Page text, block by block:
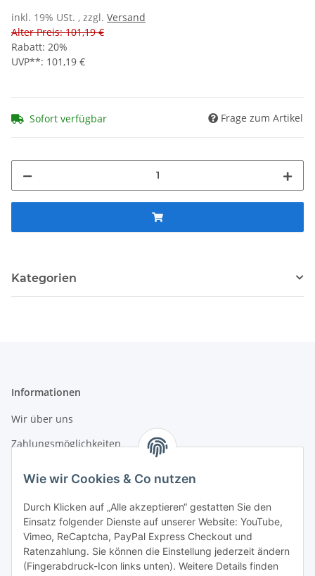
Wie wir Cookies & Co nutzen
Durch Klicken auf „Alle akzeptieren“ gestatten Sie den
Einsatz folgender Dienste auf unserer Website: YouTube,
Vimeo, ReCaptcha, PayPal Express Checkout und
Ratenzahlung. Sie können die Einstellung jederzeit ändern
(Fingerabdruck-Icon links unten). Weitere Details finden
inkl. 19% USt. , zzgl. Versand
Alter Preis: 101,19 €
Rabatt: 20%
UVP**: 101,19 €
Sofort verfügbar Frage zum Artikel
Kategorien
Informationen
Wir über uns
Zahlungsmöglichkeiten
Gesetzliche Informationen
Datenschutz
AGB